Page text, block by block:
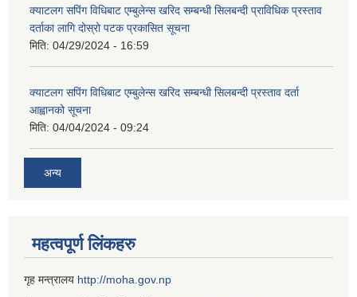
क्याटलग सपिंग विधिबाट एम्बुलेन्स खरिद सम्बन्धी सिलबन्दी प्राविधिक प्रस्ताव
दर्ताका लागि दोस्रो पटक प्रकासित सूचना
मिति: 04/29/2024 - 16:59
क्याटलग सपिंग विधिबाट एम्बुलेन्स खरिद सम्बन्धी सिलबन्दी प्रस्ताव दर्ता
आह्वानको सूचना
मिति: 04/04/2024 - 09:24
अन्य
महत्वपूर्ण लिंकहरु
गृह मन्त्रालय http://moha.gov.np